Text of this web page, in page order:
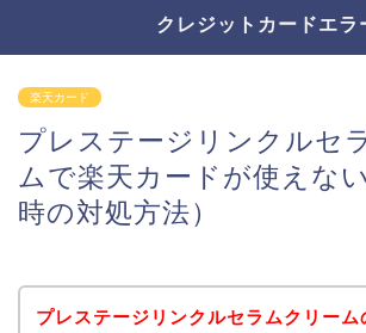
クレジットカードエラ
楽天カード
プレステージリンクルセ
ムで楽天カードが使えな
時の対処方法）
プレステージリンクルセラムクリーム